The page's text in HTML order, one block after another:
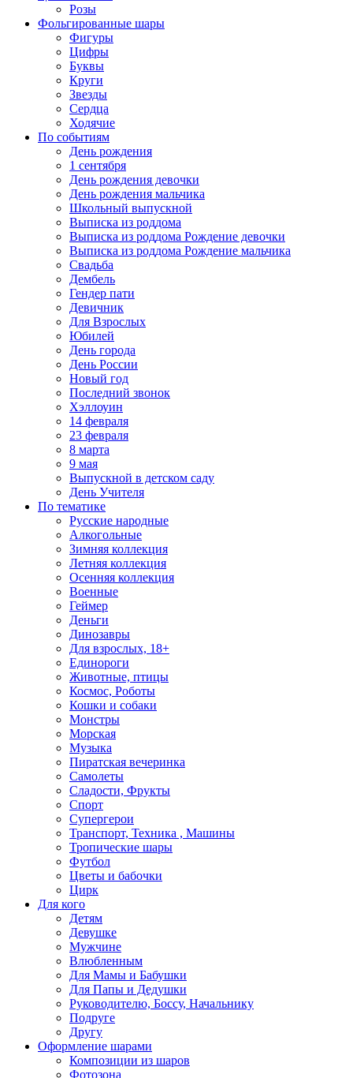
Розы
Фольгированные шары
Фигуры
Цифры
Буквы
Круги
Звезды
Сердца
Ходячие
По событиям
День рождения
1 сентября
День рождения девочки
День рождения мальчика
Школьный выпускной
Выписка из роддома
Выписка из роддома Рождение девочки
Выписка из роддома Рождение мальчика
Свадьба
Дембель
Гендер пати
Девичник
Для Взрослых
Юбилей
День города
День России
Новый год
Последний звонок
Хэллоуин
14 февраля
23 февраля
8 марта
9 мая
Выпускной в детском саду
День Учителя
По тематике
Русские народные
Алкогольные
Зимняя коллекция
Летняя коллекция
Осенняя коллекция
Военные
Геймер
Деньги
Динозавры
Для взрослых, 18+
Единороги
Животные, птицы
Космос, Роботы
Кошки и собаки
Монстры
Морская
Музыка
Пиратская вечеринка
Самолеты
Сладости, Фрукты
Спорт
Супергерои
Транспорт, Техника , Машины
Тропические шары
Футбол
Цветы и бабочки
Цирк
Для кого
Детям
Девушке
Мужчине
Влюбленным
Для Мамы и Бабушки
Для Папы и Дедушки
Руководителю, Боссу, Начальнику
Подруге
Другу
Оформление шарами
Композиции из шаров
Фотозона